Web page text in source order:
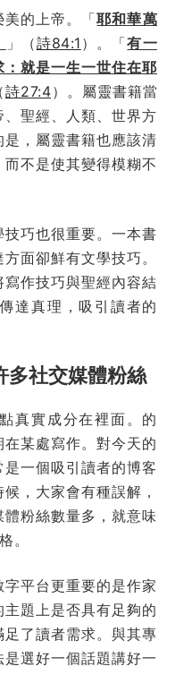
美的上帝。「耶和華萬
」（詩84:1 ）。「有一
就是一生一世住在耶
詩27:4）。屬靈書籍當
聖經、人類、世界方
，屬靈書籍也應該清
不是使其變得模糊不
巧也很重要。一本書
面卻鮮有文學技巧。
作技巧與聖經內容結
達真理，吸引讀者的
多社交媒體粉絲
真實成分在裡面。的
某處寫作。對今天的
一個吸引讀者的博客
，大家會有種誤解，
粉絲數量多，就意味
。
平台更重要的是作家
題上是否具有足夠的
了讀者需求。與其專
選好一個話題講好一